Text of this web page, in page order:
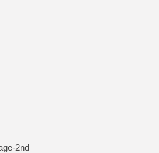
[LS] [PS5] Premiers
[Mo5] DOOM arrive en
[GK] Bethesda fête les 30
[GK] Roblox : l'action en
[GK] Agenda - GeForce
[LS] [PS5] ps5-y2jb-
2nd